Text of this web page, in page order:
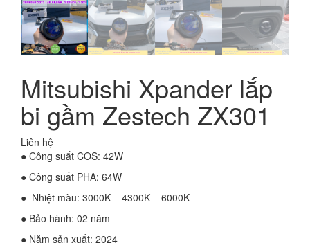
Mitsubishi Xpander lắp
bi gầm Zestech ZX301
Liên hệ
● Công suất COS: 42W
● Công suất PHA: 64W
● Nhiệt màu: 3000K – 4300K – 6000K
● Bảo hành: 02 năm
● Năm sản xuất: 2024